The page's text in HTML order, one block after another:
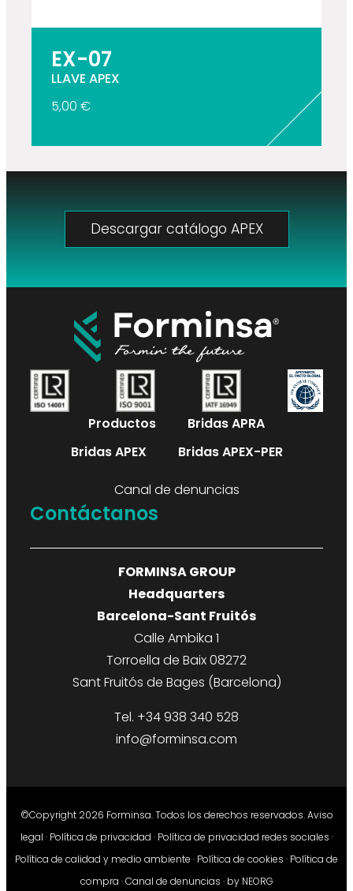
EX-07
LLAVE APEX
5,00 €
Descargar catálogo APEX
Productos
Bridas APRA
Bridas APEX
Bridas APEX-PER
Canal de denuncias
Contáctanos
FORMINSA GROUP
Headquarters
Barcelona-Sant Fruitós
Calle Ambika 1
Torroella de Baix 08272
Sant Fruitós de Bages (Barcelona)
Tel. +34 938 340 528
info@forminsa.com
©Copyright 2026 Forminsa. Todos los derechos reservados.Aviso
legal · Política de privacidad · Política de privacidad redes sociales ·
Política de calidad y medio ambiente · Política de cookies · Política de
compra ·Canal de denuncias · by NEORG